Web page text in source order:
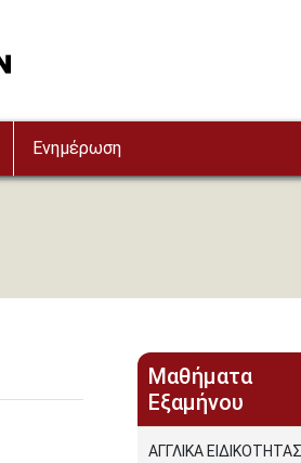
Ενημέρωση
Μαθήματα
Εξαμήνου
ΑΓΓΛΙΚΑ ΕΙΔΙΚΟΤΗΤΑΣ Ι